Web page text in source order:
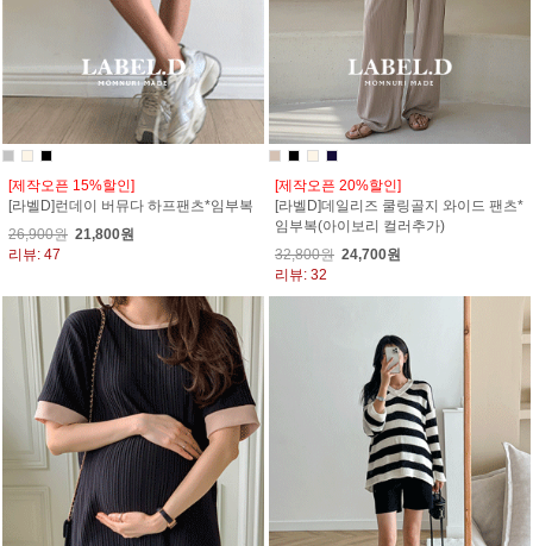
[제작오픈 15%할인]
[라벨D]런데이 버뮤다 하프팬츠*임부복
26,900원 21,800원
리뷰: 47
[제작오픈 20%할인]
[라벨D]데일리즈 쿨링골지 와이드 팬츠*
임부복(아이보리 컬러추가)
32,800원 24,700원
리뷰: 32